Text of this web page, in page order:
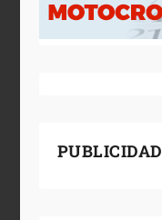
PUBLICIDAD